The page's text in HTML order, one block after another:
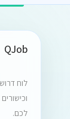
QJob
לוח
לכם.